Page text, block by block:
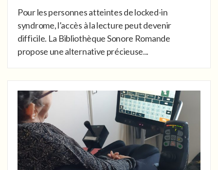
Pour les personnes atteintes de locked-in
syndrome, l’accès à la lecture peut devenir
difficile. La Bibliothèque Sonore Romande
propose une alternative précieuse...